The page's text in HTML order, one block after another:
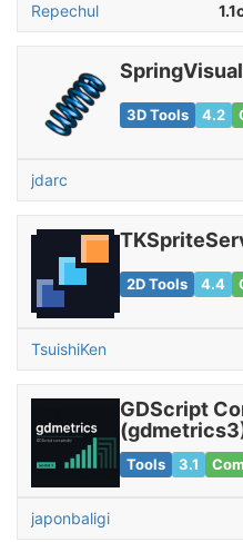
Repechul
3D Tools 4.2
jdarc
2D Tools 4.4
TsuishiKen
GDScript
Tools 3.1
japonbaligi